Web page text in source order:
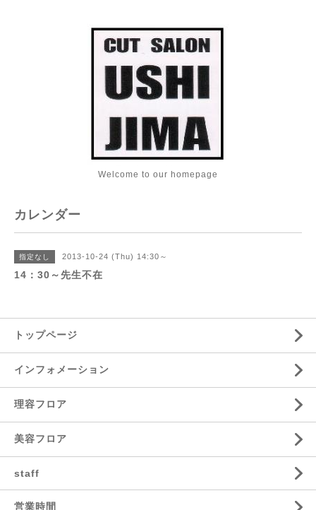
Welcome to our homepage
カレンダー
指定なし 2013-10-24 (Thu) 14:30～
14：30～先生不在
トップページ
インフォメーション
理容フロア
美容フロア
staff
営業時間